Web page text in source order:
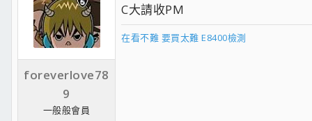
foreverlove78
9
一般般會員
C大請收PM
在看不難 要買太難 E8400檢測